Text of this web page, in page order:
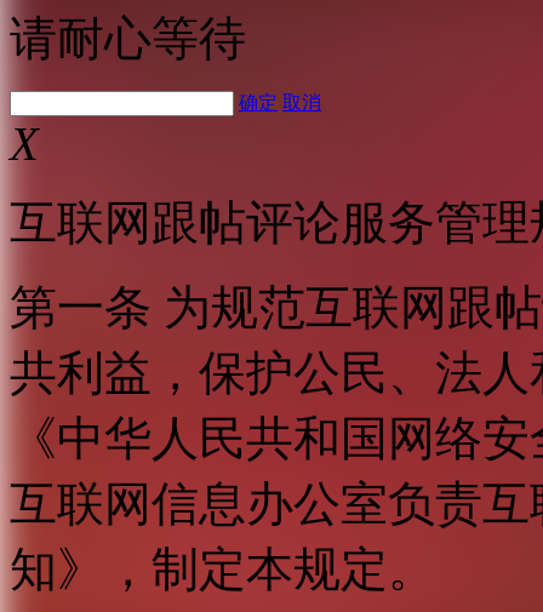
请耐心等待
确定 取消
X
互联网跟帖评论服务管理
第一条 为规范互联网跟
共利益，保护公民、法
《中华人民共和国网络
互联网信息办公室负责
知》，制定本规定。